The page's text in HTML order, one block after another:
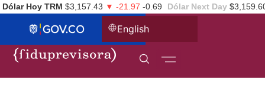
Dólar Hoy TRM $3,157.43 ▼ -21.97 -0.69 Dólar Next Day
English